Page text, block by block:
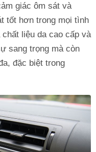
giác ôm sát và
tốt hơn trong mọi tình
liệu da cao cấp và
sang trọng mà còn
đặc biệt trong